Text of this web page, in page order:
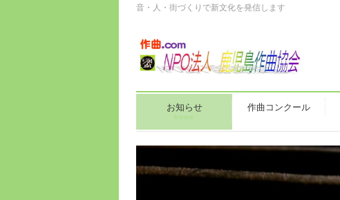
音・人・街づくりで新文化を発信します
お知らせ
home
作曲コンクール